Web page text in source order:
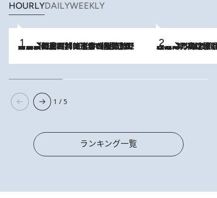
HOURLYDAILYWEEKLY
2026.8.8
「最後に見られてよかった」上野動物園の東園パンダ舎が解体前に特別公開。8月16日まで延長されたパネル展と共に辿る“半世紀”のパンダ飼育《解体工事の図面あり》 2026.8.7
「湘南乃風に憧れて」観客大盛上がりの“タオル回し”に、ラッパー顔負けの高速歌唱まで…さだまさし（74）のアグレッシブすぎる現在地
1 / 5
ランキング一覧